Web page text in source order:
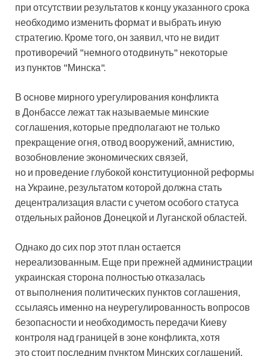
при отсутствии результатов к концу указанного срока
необходимо изменить формат и выбрать иную
стратегию. Кроме того, он заявил, что не видит
противоречий "немного отодвинуть" некоторые
из пунктов "Минска".
В основе мирного урегулирования конфликта
в Донбассе лежат так называемые минские
соглашения, которые предполагают не только
прекращение огня, отвод вооружений, амнистию,
возобновление экономических связей,
но и проведение глубокой конституционной реформы
на Украине, результатом которой должна стать
децентрализация власти с учетом особого статуса
отдельных районов Донецкой и Луганской областей.
Однако до сих пор этот план остается
нереализованным. Еще при прежней администрации
украинская сторона полностью отказалась
от выполнения политических пунктов соглашения,
ссылаясь именно на неурегулированность вопросов
безопасности и необходимость передачи Киеву
контроля над границей в зоне конфликта, хотя
это стоит последним пунктом Минских соглашений.